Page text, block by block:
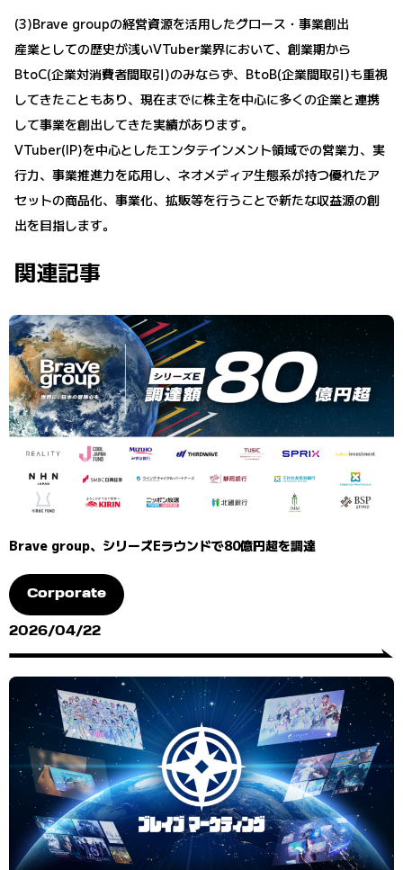
(3)Brave groupの経営資源を活用したグロース・事業創出
産業としての歴史が浅いVTuber業界において、創業期から
BtoC(企業対消費者間取引)のみならず、BtoB(企業間取引)も重視
してきたこともあり、現在までに株主を中心に多くの企業と連携
して事業を創出してきた実績があります。
VTuber(IP)を中心としたエンタテインメント領域での営業力、実
行力、事業推進力を応用し、ネオメディア生態系が持つ優れたア
セットの商品化、事業化、拡販等を行うことで新たな収益源の創
出を目指します。
関連記事
Brave group、シリーズEラウンドで80億円超を調達
Corporate
2026/04/22